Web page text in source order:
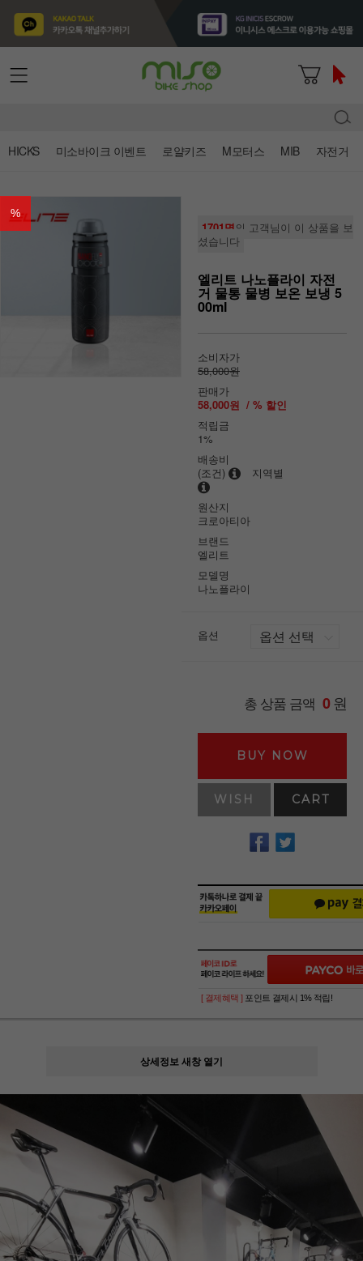
HICKS 미소바이크 이벤트 로얄키즈 M모터스 MIB 자전거
%
1701명의 고객님이 이 상품을 보
셨습니다
엘리트 나노플라이 자전
거 물통 물병 보온 보냉 5
00ml
소비자가
58,000원
판매가
58,000원 / % 할인
적립금
1%
배송비
(조건)
지역별
원산지
크로아티아
브랜드
엘리트
모델명
나노플라이
옵션
총 상품 금액 0원
BUY NOW
WISH CART
[ 결제혜택 ] 포인트 결제시 1% 적립!
상세정보 새창 열기